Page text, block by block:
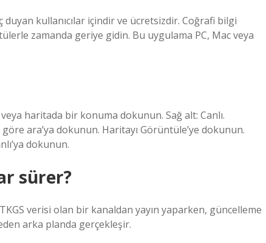
kullanıcılar içindir ve ücretsizdir. Coğrafi bilgi
zamanda geriye gidin. Bu uygulama PC, Mac veya
haritada bir konuma dokunun. Sağ alt: Canlı.
ara’ya dokunun. Haritayı Görüntüle’ye dokunun.
dokunun.
sürer?
verisi olan bir kanaldan yayın yaparken, güncelleme
arka planda gerçekleşir.